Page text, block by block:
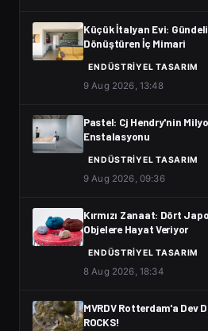
Küçük İtalyan Evi:
Dönüştüren İç Mimari
ENDÜSTRIYEL TASARIM
9 Aug 2026, 13:48
Pastel: Cj Hendry'nin
Enstalasyonu
ENDÜSTRIYEL TASARIM
9 Aug 2026, 09:36
Kırmızı Zanaat: Dört
Objelere Hayat Veriyor
ENDÜSTRIYEL TASARIM
8 Aug 2026, 18:34
MVRDV Rotterdam'a Dev
ROCKS!